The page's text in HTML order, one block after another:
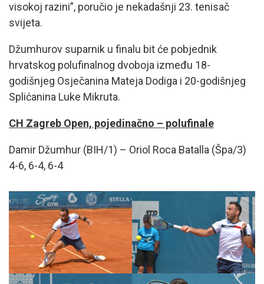
visokoj razini”, poručio je nekadašnji 23. tenisač
svijeta.
Džumhurov suparnik u finalu bit će pobjednik
hrvatskog polufinalnog dvoboja između 18-
godišnjeg Osječanina Mateja Dodiga i 20-godišnjeg
Splićanina Luke Mikruta.
CH Zagreb Open, pojedinačno – polufinale
Damir Džumhur (BIH/1) – Oriol Roca Batalla (Špa/3)
4-6, 6-4, 6-4